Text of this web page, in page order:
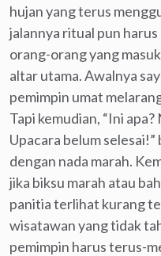
hujan yang terus
jalannya ritual pun
orang-orang yang
altar utama. Awalnya
pemimpin umat
Tapi kemudian, “Ini
Upacara belum
dengan nada marah.
jika biksu marah atau
panitia terlihat kurang
wisatawan yang tidak
pemimpin harus terus-